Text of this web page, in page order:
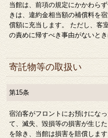
当館は、前項の規定にかかわら
きは、違約金相当額の補償料を
償額に充当します。 ただし、客
の責めに帰すべき事由がないと
寄託物等の取扱い
第15条
宿泊客がフロントにお預けにな
て、滅失、毀損等の損害が生じ
を除き、当館は損害を賠償しま